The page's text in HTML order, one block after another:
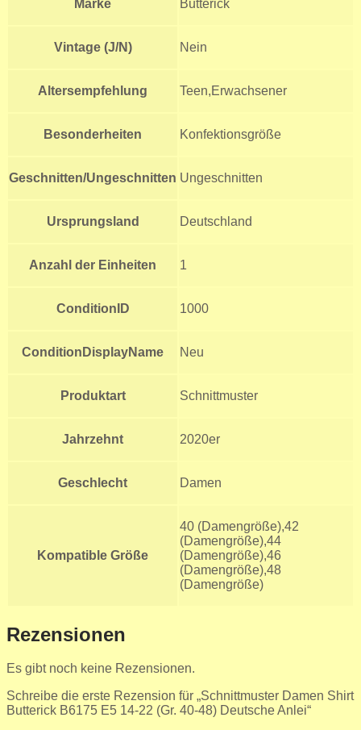
Marke Butterick
Vintage (J/N) Nein
Altersempfehlung Teen,Erwachsener
Besonderheiten Konfektionsgröße
Geschnitten/Ungeschnitten Ungeschnitten
Ursprungsland Deutschland
Anzahl der Einheiten 1
ConditionID 1000
ConditionDisplayName Neu
Produktart Schnittmuster
Jahrzehnt 2020er
Geschlecht Damen
Kompatible Größe
40 (Damengröße),42
(Damengröße),44
(Damengröße),46
(Damengröße),48
(Damengröße)
Rezensionen
Es gibt noch keine Rezensionen.
Schreibe die erste Rezension für „Schnittmuster Damen Shirt
Butterick B6175 E5 14-22 (Gr. 40-48) Deutsche Anlei“